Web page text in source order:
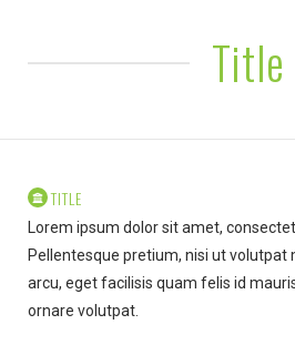
Title
TITLE
Lorem ipsum dolor sit amet,
Pellentesque pretium, nisi ut volutpat
arcu, eget facilisis quam felis id
ornare volutpat.